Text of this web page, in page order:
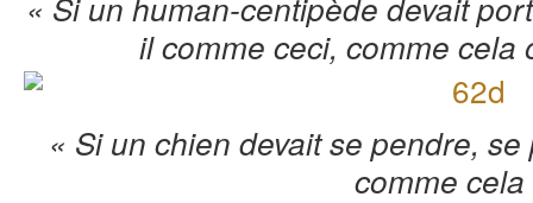
il comme ceci, comme
« Si un chien devait se pendre,
comme